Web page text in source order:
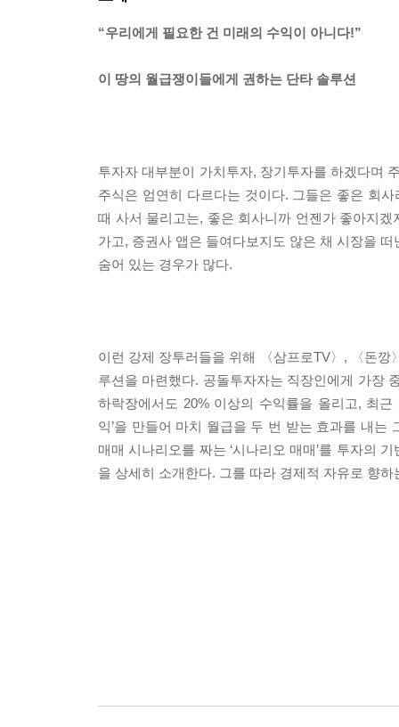
“우리에게 필요한 건 미래의 수익이 아니다!”
이 땅의 월급쟁이들에게 권하는 단타 솔루션
투자자 대부분이 가치투자, 장기투자를 하겠다며
주식은 엄연히 다르다는 것이다. 그들은 좋은 회
때 사서 물리고는, 좋은 회사니까 언젠가 좋아지
가고, 증권사 앱은 들여다보지도 않은 채 시장을
숨어 있는 경우가 많다.
이런 강제 장투러들을 위해 〈삼프로TV〉, 〈돈깡
루션을 마련했다. 공돌투자자는 직장인에게 가장
하락장에서도 20% 이상의 수익률을 올리고, 최
익’을 만들어 마치 월급을 두 번 받는 효과를 내
매매 시나리오를 짜는 ‘시나리오 매매’를 투자의
을 상세히 소개한다. 그를 따라 경제적 자유로 향